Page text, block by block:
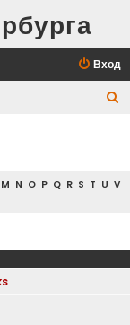
Вход
M N O P Q R S T U V